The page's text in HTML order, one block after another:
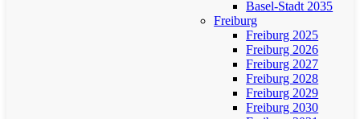
Basel-Stadt 2035
Freiburg
Freiburg 2025
Freiburg 2026
Freiburg 2027
Freiburg 2028
Freiburg 2029
Freiburg 2030